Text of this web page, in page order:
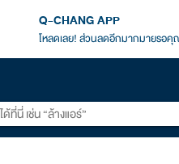
Q-CHANG APP
โหลดเลย! ส่วนลดอีกมากมายรอ